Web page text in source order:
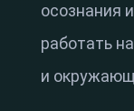
осознания
работать
и